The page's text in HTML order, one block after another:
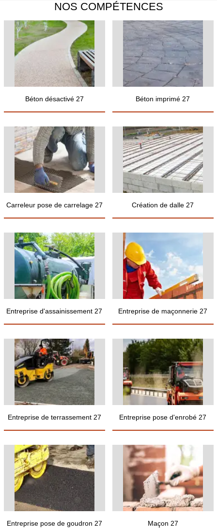
NOS COMPÉTENCES
Béton désactivé 27 Béton imprimé 27
Carreleur pose de carrelage 27 Création de dalle 27
Entreprise d'assainissement 27 Entreprise de maçonnerie 27
Entreprise de terrassement 27 Entreprise pose d'enrobé 27
Entreprise pose de goudron 27 Maçon 27